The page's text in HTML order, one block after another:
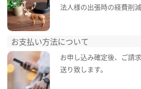
法人様の出張時の経費削
お支払い方法について
お申し込み確定後、ご請
送り致します。